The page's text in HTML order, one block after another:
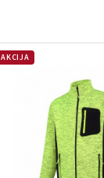
AKCIJA